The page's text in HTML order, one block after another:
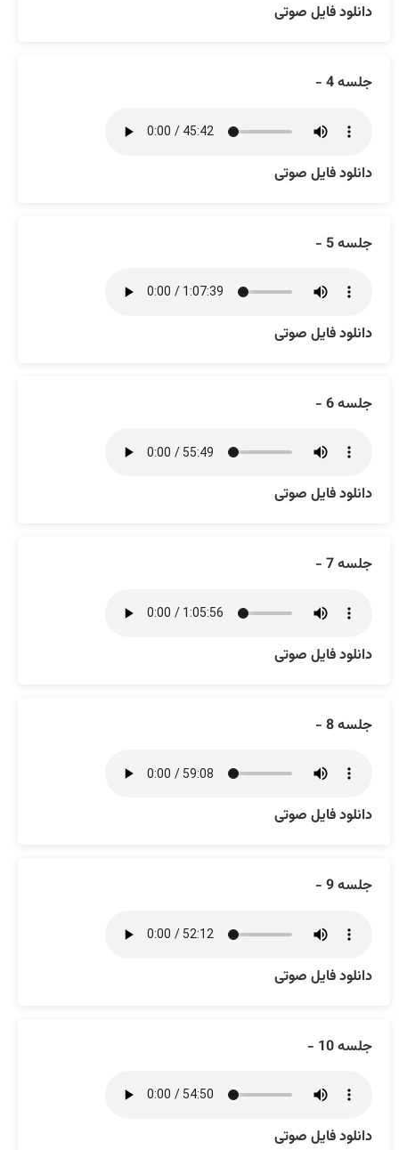
دانلود فایل صوتی
جلسه 4 -
دانلود فایل صوتی
جلسه 5 -
دانلود فایل صوتی
جلسه 6 -
دانلود فایل صوتی
جلسه 7 -
دانلود فایل صوتی
جلسه 8 -
دانلود فایل صوتی
جلسه 9 -
دانلود فایل صوتی
جلسه 10 -
دانلود فایل صوتی